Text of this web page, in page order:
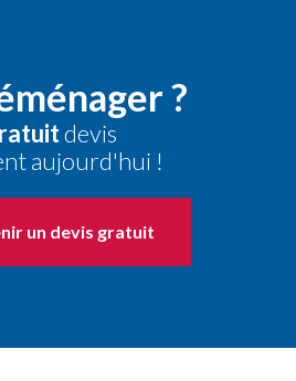
?
devis
aujourd'hui !
un devis gratuit